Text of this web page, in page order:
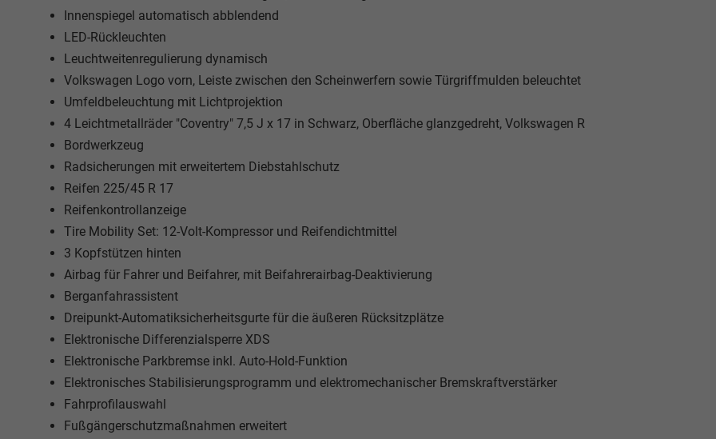
Innenspiegel automatisch abblendend
LED-Rückleuchten
Leuchtweitenregulierung dynamisch
Volkswagen Logo vorn, Leiste zwischen den Scheinwerfern sowie Türgriffmulden beleuchtet
Umfeldbeleuchtung mit Lichtprojektion
4 Leichtmetallräder "Coventry" 7,5 J x 17 in Schwarz, Oberfläche glanzgedreht, Volkswagen R
Bordwerkzeug
Radsicherungen mit erweitertem Diebstahlschutz
Reifen 225/45 R 17
Reifenkontrollanzeige
Tire Mobility Set: 12-Volt-Kompressor und Reifendichtmittel
3 Kopfstützen hinten
Airbag für Fahrer und Beifahrer, mit Beifahrerairbag-Deaktivierung
Berganfahrassistent
Dreipunkt-Automatiksicherheitsgurte für die äußeren Rücksitzplätze
Elektronische Differenzialsperre XDS
Elektronische Parkbremse inkl. Auto-Hold-Funktion
Elektronisches Stabilisierungsprogramm und elektromechanischer Bremskraftverstärker
Fahrprofilauswahl
Fußgängerschutzmaßnahmen erweitert